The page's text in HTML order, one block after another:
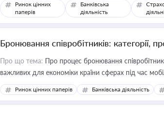
Ринок цінних
паперів
Банківська
діяльність
Бронювання співробітників: категорії,
Про що тема: Про процес бронювання
важливих для економіки країни сферах під час
Ринок цінних паперів Банківська діяльність